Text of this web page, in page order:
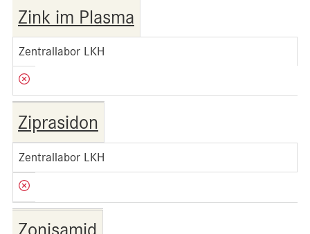
Zink im Plasma
Zentrallabor LKH
Ziprasidon
Zentrallabor LKH